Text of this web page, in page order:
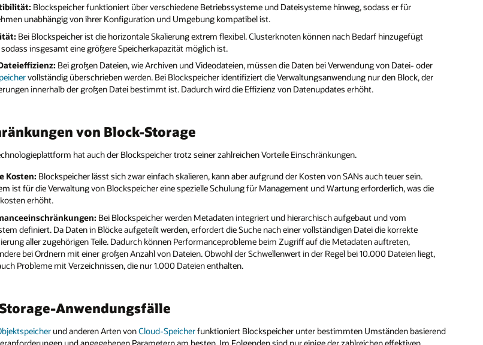
Blockspeicher funktioniert über verschiedene Betriebssysteme und Dateisysteme hinweg, sodass er für
unabhängig von ihrer Konfiguration und Umgebung kompatibel ist.
Bei Blockspeicher ist die horizontale Skalierung extrem flexibel. Clusterknoten können nach Bedarf hinzugefügt
insgesamt eine größere Speicherkapazität möglich ist.
Bei großen Dateien, wie Archiven und Videodateien, müssen die Daten bei Verwendung von Datei- oder
vollständig überschrieben werden. Bei Blockspeicher identifiziert die Verwaltungsanwendung nur den Block, der
innerhalb der großen Datei bestimmt ist. Dadurch wird die Effizienz von Datenupdates erhöht.
von Block-Storage
hat auch der Blockspeicher trotz seiner zahlreichen Vorteile Einschränkungen.
Kosten: Blockspeicher lässt sich zwar einfach skalieren, kann aber aufgrund der Kosten von SANs auch teuer sein.
ist für die Verwaltung von Blockspeicher eine spezielle Schulung für Management und Wartung erforderlich, was die
erhöht.
Bei Blockspeicher werden Metadaten integriert und hierarchisch aufgebaut und vom
definiert. Da Daten in Blöcke aufgeteilt werden, erfordert die Suche nach einer vollständigen Datei die korrekte
aller zugehörigen Teile. Dadurch können Performanceprobleme beim Zugriff auf die Metadaten auftreten,
bei Ordnern mit einer großen Anzahl von Dateien. Obwohl der Schwellenwert in der Regel bei 10.000 Dateien liegt,
Probleme mit Verzeichnissen, die nur 1.000 Dateien enthalten.
Anwendungsfälle
und anderen Arten vonCloud-Speicherfunktioniert Blockspeicher unter bestimmten Umständen basierend